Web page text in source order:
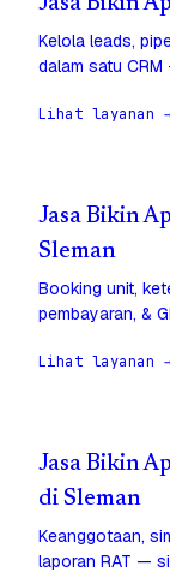
Kelola leads,
dalam satu
Lihat layanan
Jasa Bikin
Sleman
Booking unit,
pembayaran, &
Lihat layanan
Jasa Bikin
di Sleman
Keanggotaan,
laporan RAT —